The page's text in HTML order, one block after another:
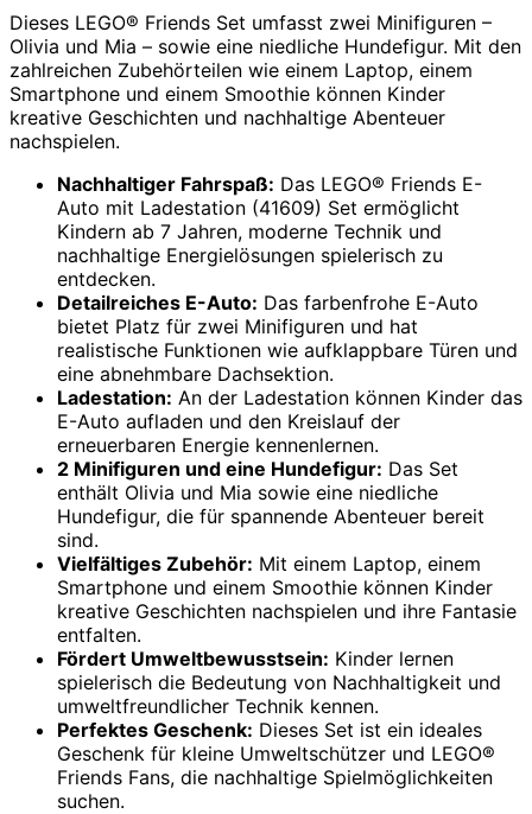
Dieses LEGO® Friends Set umfasst zwei Minifiguren –
Olivia und Mia – sowie eine niedliche Hundefigur. Mit den
zahlreichen Zubehörteilen wie einem Laptop, einem
Smartphone und einem Smoothie können Kinder
kreative Geschichten und nachhaltige Abenteuer
nachspielen.
Nachhaltiger Fahrspaß: Das LEGO® Friends E-
Auto mit Ladestation (41609) Set ermöglicht
Kindern ab 7 Jahren, moderne Technik und
nachhaltige Energielösungen spielerisch zu
entdecken.
Detailreiches E-Auto: Das farbenfrohe E-Auto
bietet Platz für zwei Minifiguren und hat
realistische Funktionen wie aufklappbare Türen und
eine abnehmbare Dachsektion.
Ladestation: An der Ladestation können Kinder das
E-Auto aufladen und den Kreislauf der
erneuerbaren Energie kennenlernen.
2 Minifiguren und eine Hundefigur: Das Set
enthält Olivia und Mia sowie eine niedliche
Hundefigur, die für spannende Abenteuer bereit
sind.
Vielfältiges Zubehör: Mit einem Laptop, einem
Smartphone und einem Smoothie können Kinder
kreative Geschichten nachspielen und ihre Fantasie
entfalten.
Fördert Umweltbewusstsein: Kinder lernen
spielerisch die Bedeutung von Nachhaltigkeit und
umweltfreundlicher Technik kennen.
Perfektes Geschenk: Dieses Set ist ein ideales
Geschenk für kleine Umweltschützer und LEGO®
Friends Fans, die nachhaltige Spielmöglichkeiten
suchen.